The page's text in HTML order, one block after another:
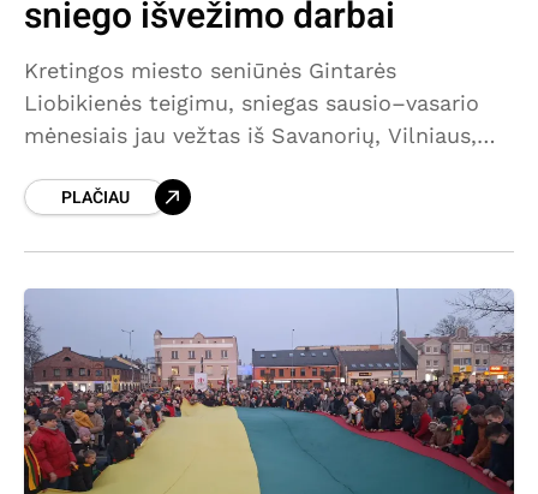
sniego išvežimo darbai
Kretingos miesto seniūnės Gintarės
Liobikienės teigimu, sniegas sausio–vasario
mėnesiais jau vežtas iš Savanorių, Vilniaus,
Vileišio, Šiaulių, Kęstučio, J. K. Chodkevičiaus,
PLAČIAU